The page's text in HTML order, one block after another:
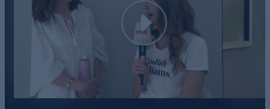
- SOS-Treatment für strapaziertes Haar
- wirkt feuchtigkeitsspendend & intensiv pflegend
- für seidigen Glanz, Kämmbarkeit & Feuchtigkeit
- pflegt trockenes, beanspruchtes Haar
Nutzen Sie die Gelegenheit und bestellen jetzt bequem
online.
Play